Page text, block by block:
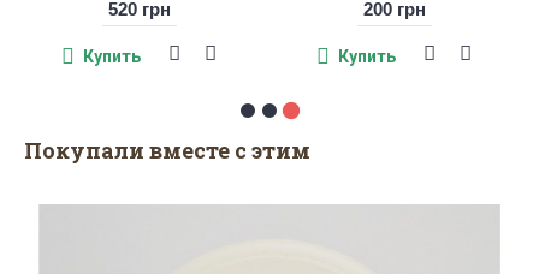
Купить Купить
Покупали вместе с этим